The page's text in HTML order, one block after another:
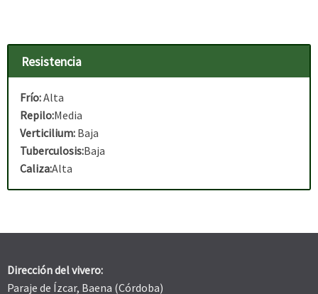
Resistencia
Frío:Alta
Repilo:Media
Verticilium: Baja
Tuberculosis:Baja
Caliza:Alta
Dirección del vivero:
Paraje de Ízcar, Baena (Córdoba)